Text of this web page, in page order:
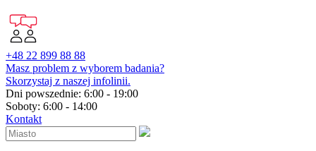
+48 22 899 88 88
Masz problem z wyborem badania?
Skorzystaj z naszej infolinii.
Dni powszednie: 6:00 - 19:00
Soboty: 6:00 - 14:00
Kontakt